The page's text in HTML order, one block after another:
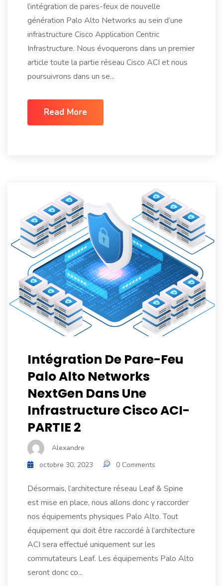
l’intégration de pares-feux de nouvelle
génération Palo Alto Networks au sein d’une
infrastructure Cisco Application Centric
Infrastructure. Nous évoquerons dans un premier
article toute la partie réseau Cisco ACI et nous
poursuivrons dans un se...
Read More
Intégration De Pare-Feu
Palo Alto Networks
NextGen Dans Une
Infrastructure Cisco ACI-
PARTIE 2
Alexandre
octobre 30, 2023
0 Comments
Désormais, l’architecture réseau Leaf & Spine
est mise en place, nous allons donc y raccorder
nos équipements physiques Palo Alto. Tout
équipement qui doit être raccordé à l’architecture
ACI sera effectué uniquement sur les
commutateurs Leaf. Les équipements Palo Alto
seront donc co...